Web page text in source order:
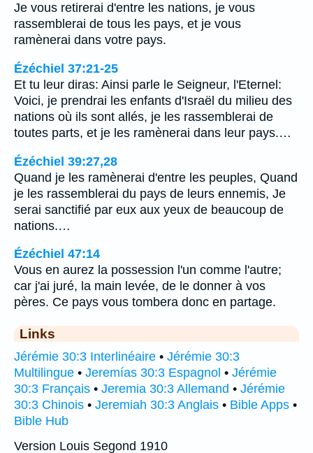
Je vous retirerai d'entre les nations, je vous
rassemblerai de tous les pays, et je vous
ramènerai dans votre pays.
Ézéchiel 37:21-25
Et tu leur diras: Ainsi parle le Seigneur, l'Eternel:
Voici, je prendrai les enfants d'Israël du milieu des
nations où ils sont allés, je les rassemblerai de
toutes parts, et je les ramènerai dans leur pays.…
Ézéchiel 39:27,28
Quand je les ramènerai d'entre les peuples, Quand
je les rassemblerai du pays de leurs ennemis, Je
serai sanctifié par eux aux yeux de beaucoup de
nations.…
Ézéchiel 47:14
Vous en aurez la possession l'un comme l'autre;
car j'ai juré, la main levée, de le donner à vos
pères. Ce pays vous tombera donc en partage.
Links
Jérémie 30:3 Interlinéaire • Jérémie 30:3
Multilingue • Jeremías 30:3 Espagnol • Jérémie
30:3 Français • Jeremia 30:3 Allemand • Jérémie
30:3 Chinois • Jeremiah 30:3 Anglais • Bible Apps •
Bible Hub
Version Louis Segond 1910